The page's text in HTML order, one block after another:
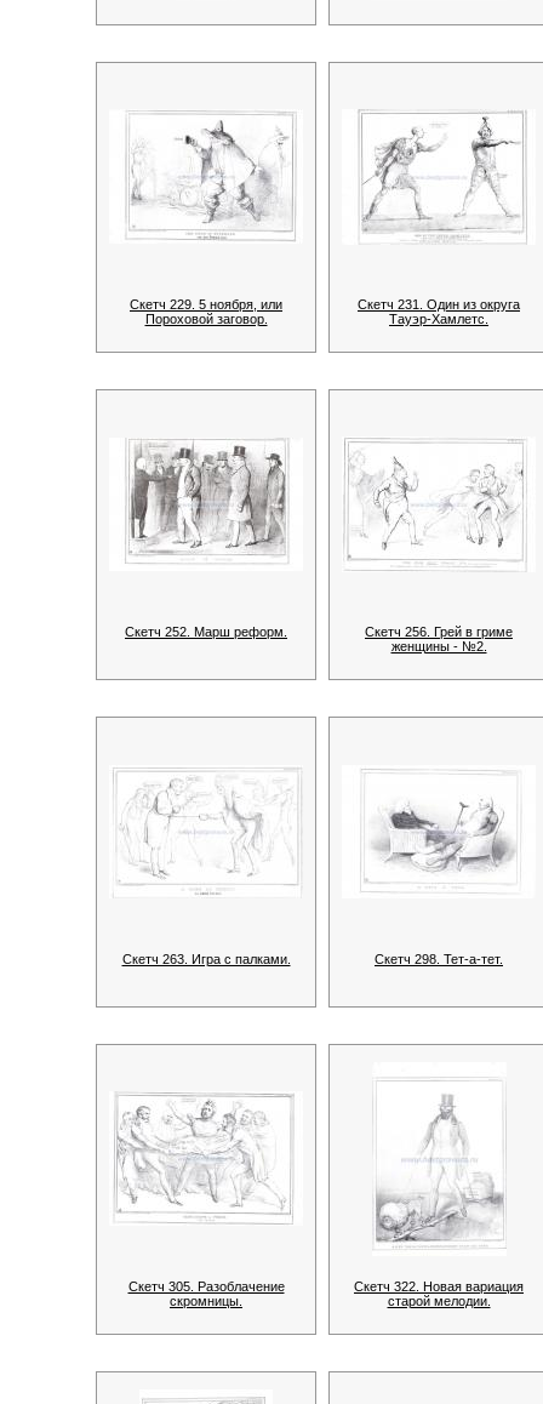
Скетч 229. 5 ноября, или
Пороховой заговор.
Скетч 231. Один из округа
Тауэр-Хамлетс.
Скетч 252. Марш реформ.
Скетч 256. Грей в гриме
женщины - №2.
Скетч 263. Игра с палками. Скетч 298. Тет-а-тет.
Скетч 305. Разоблачение
скромницы.
Скетч 322. Новая вариация
старой мелодии.